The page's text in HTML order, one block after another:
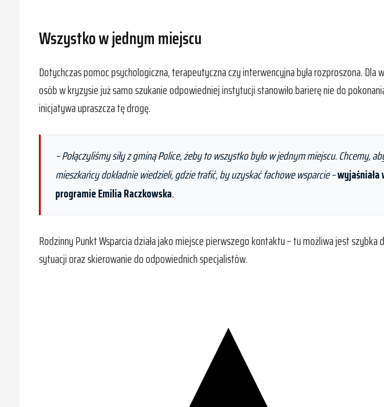
Wszystko w jednym miejscu
Dotychczas pomoc psychologiczna, terapeutyczna czy interwencyjna była rozproszona. Dla
osób w kryzysie już samo szukanie odpowiedniej instytucji stanowiło barierę nie do
inicjatywa upraszcza tę drogę.
–Połączyliśmy siły z gminą Police, żeby to wszystko było w jednym miejscu. Chcemy,
mieszkańcy dokładnie wiedzieli, gdzie trafić, by uzyskać fachowe wsparcie–wyjaśniała
programie Emilia Raczkowska.
Rodzinny Punkt Wsparcia działa jako miejsce pierwszego kontaktu – tu możliwa jest szybka
sytuacji oraz skierowanie do odpowiednich specjalistów.